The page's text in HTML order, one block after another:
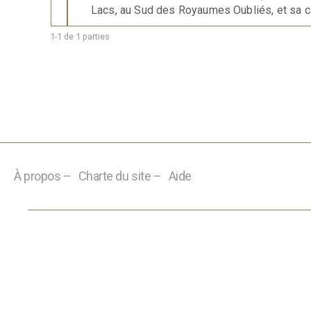
Lacs, au Sud des Royaumes Oubliés, et sa
1-1 de 1 parties
À propos – Charte du site – Aide